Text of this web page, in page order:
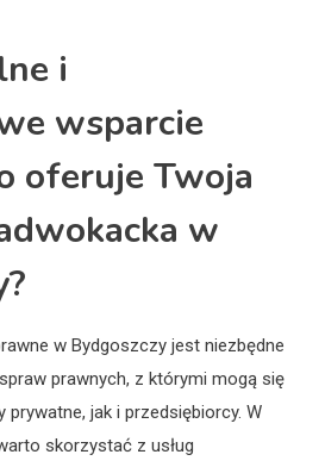
i
wsparcie
oferuje Twoja
w
w Bydgoszczy jest niezbędne
prawnych, z którymi mogą się
jak i przedsiębiorcy. W
skorzystać z usług